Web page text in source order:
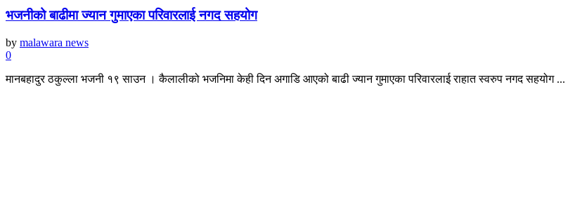
भजनीको बाढीमा ज्यान गुमाएका परिवारलाई नगद सहयोग
by malawara news
0
मानबहादुर ठकुल्ला भजनी १९ साउन । कैलालीको भजनिमा केही दिन अगाडि आएको बाढी ज्यान गुमाएका परिवारलाई राहात स्वरुप नगद सहयोग ...